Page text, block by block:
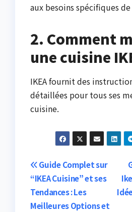
aux besoins spécifiques
2. Comment
une cuisine
IKEA fournit des
détaillées pour tous ses
cuisine.
Post
navigation
Guide Complet sur
“IKEA Cuisine” et ses
Tendances : Les
Meilleures Options et